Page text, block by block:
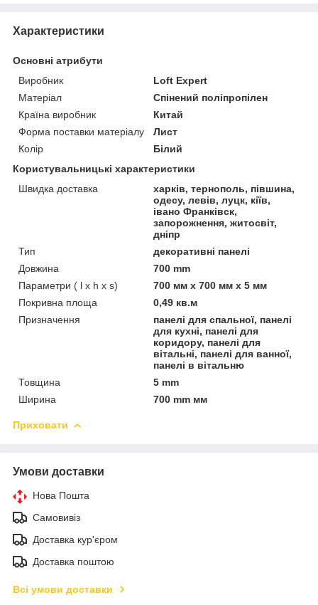
Характеристики
Основні атрибути
Виробник
Loft Expert
Матеріал
Спінений поліпропілен
Країна виробник
Китай
Форма поставки матеріалу
Лист
Колір
Білий
Користувальницькі характеристики
Швидка доставка
харків, тернополь, півшина,
одесу, левів, луцк, кіїв,
івано Франківск,
запорожнення, житосвіт,
дніпр
Тип
декоративні панелі
Довжина
700 mm
Параметри ( l x h x s)
700 мм х 700 мм х 5 мм
Покривна площа
0,49 кв.м
Призначення
панелі для спальної, панелі
для кухні, панелі для
коридору, панелі для
вітальні, панелі для ванної,
панелі в вітальню
Товщина
5 mm
Ширина
700 mm мм
Приховати
Умови доставки
Нова Пошта
Самовивіз
Доставка кур'єром
Доставка поштою
Всі умови доставки